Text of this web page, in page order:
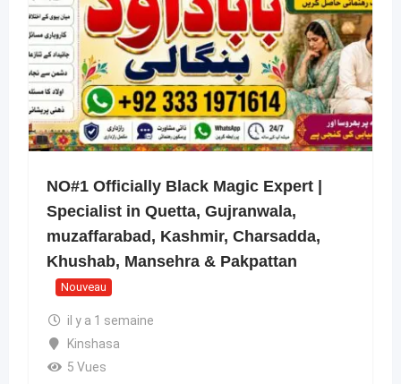
NO#1 Officially Black Magic Expert |
Specialist in Quetta, Gujranwala,
muzaffarabad, Kashmir, Charsadda,
Khushab, Mansehra & Pakpattan
Nouveau
il y a 1 semaine
Kinshasa
5 Vues